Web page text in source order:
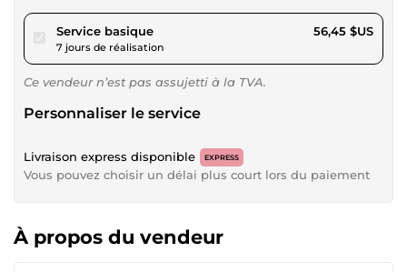
Service basiquepour 52,02 $US
7 jours de réalisation
56,45 $US
Ce vendeur n’est pas assujetti à la TVA.
Personnaliser le service
Livraison express disponible EXPRESS
Vous pouvez choisir un délai plus court lors du paiement
À propos du vendeur